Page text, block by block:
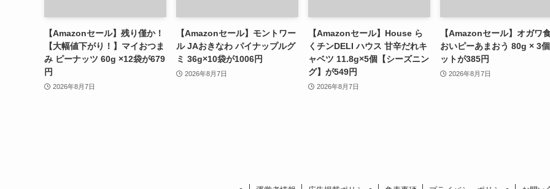
【Amazonセール】残り僅か！
【大幅値下がり！】マイおつま
み ピーナッツ 60g ×12袋が679
円
2026年8月7日
【Amazonセール】モントワー
ル JAおきなわ パイナップルグ
ミ 36g×10袋が1006円
2026年8月7日
【Amazonセール】House ら
くチンDELI ハウス 甘辛だれキ
ャベツ 11.8g×5個【シーズニン
グ】が549円
2026年8月7日
【Amazonセール】オガワ
おいピーあまおう 80g × 3
ットが385円
2026年8月7日